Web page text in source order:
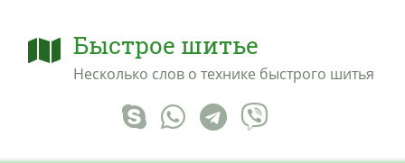
Быстрое шитье
Несколько слов о технике быстрого шитья